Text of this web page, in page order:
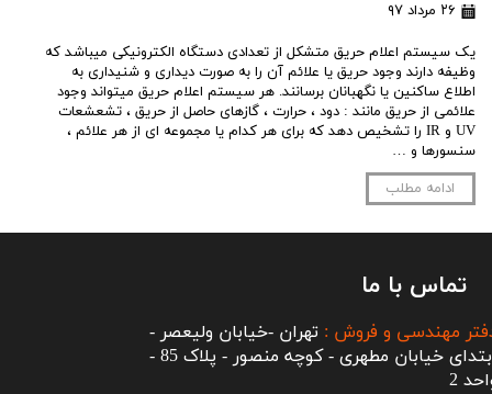
۲۶ مرداد ۹۷
یک سیستم اعلام حریق متشکل از تعدادی دستگاه الکترونیکی میباشد که
وظیفه دارند وجود حریق یا علائم آن را به صورت دیداری و شنیداری به
اطلاع ساکنین یا نگهبانان برسانند. هر سیستم اعلام حریق میتواند وجود
علائمی از حریق مانند : دود ، حرارت ، گازهای حاصل از حریق ، تشعشعات
UV و IR را تشخیص دهد که برای هر کدام یا مجموعه ای از هر علائم ،
سنسورها و …
ادامه مطلب
تماس با ما
مهندسی و فروش : تهران -خیابان ولیعصر -
ابتدای خیابان مطهری - کوچه منصور - پلاک 85 -
2